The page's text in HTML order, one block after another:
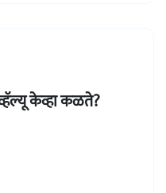
केव्हा कळते?